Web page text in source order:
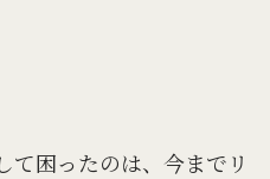
て困ったのは、今までリ